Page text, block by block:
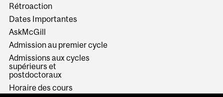
Rétroaction
Dates Importantes
AskMcGill
Admission au premier cycle
Admissions aux cycles
supérieurs et
postdoctoraux
Horaire des cours